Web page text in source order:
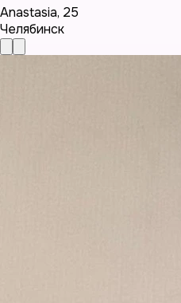
Anastasia, 25
Челябинск